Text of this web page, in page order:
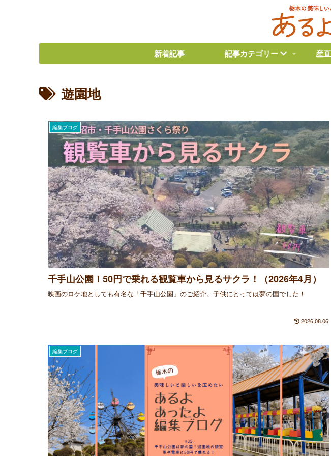
新着記事 記事カテゴリー 産
遊園地
編集ブログ
千手山公園！50円で乗れる観覧車から見るサクラ！（2026年4月）
映画のロケ地としても有名な「千手山公園」のご紹介。子供にとっては夢の国でした！
2026.08.06
編集ブログ